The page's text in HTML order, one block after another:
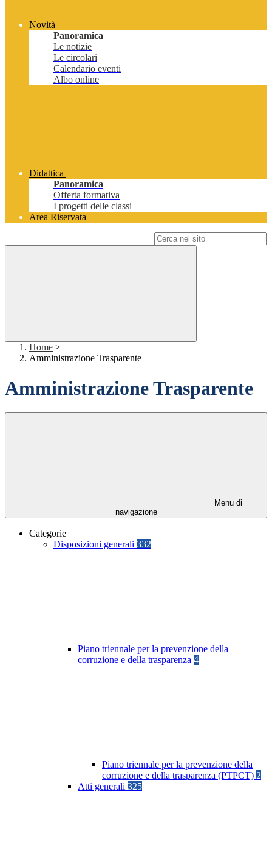
Novità
Panoramica
Le notizie
Le circolari
Calendario eventi
Albo online
Didattica
Panoramica
Offerta formativa
I progetti delle classi
Area Riservata
Home >
Amministrazione Trasparente
Amministrazione Trasparente
Menu di
navigazione
Categorie
Disposizioni generali 332
Piano triennale per la prevenzione della
corruzione e della trasparenza 4
Piano triennale per la prevenzione della
corruzione e della trasparenza (PTPCT) 2
Atti generali 325